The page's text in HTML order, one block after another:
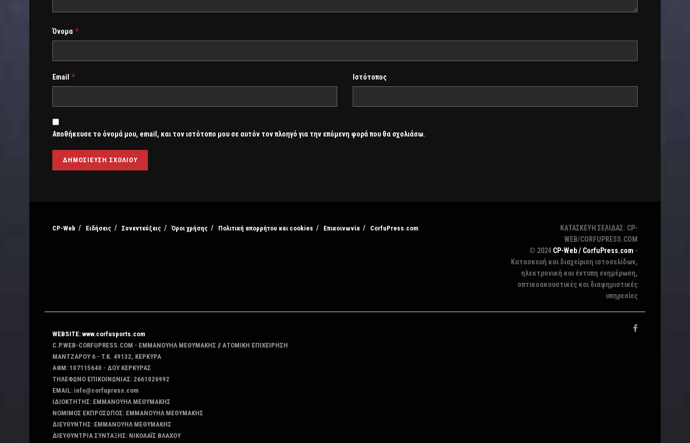
Όνομα *
Email * Ιστότοπος
Αποθήκευσε το όνομά μου, email, και τον ιστότοπο μου σε αυτόν τον πλοηγό για την επόμενη φορά που θα σχολιάσω.
CP-Web Ειδήσεις Συνεντεύξεις Όροι χρήσης Πολιτική απορρήτου και cookies Επικοινωνία CorfuPress.com
ΚΑΤΑΣΚΕΥΗ ΣΕΛΙΔΑΣ: CP-
WEB/CORFUPRESS.COM
© 2024 CP-Web / CorfuPress.com -
Κατασκευή και διαχείριση ιστοσελίδων,
ηλεκτρονική και έντυπη ενημέρωση,
οπτικοακουστικές και διαφημιστικές
υπηρεσίες
WEBSITE: www.corfusports.com
C.P.WEB-CORFUPRESS.COM - ΕΜΜΑΝΟΥΗΛ ΜΕΘΥΜΑΚΗΣ // ΑΤΟΜΙΚΗ ΕΠΙΧΕΙΡΗΣΗ
MANTZAΡΟΥ 6 - T.K. 49132, ΚΕΡΚΥΡΑ
ΑΦΜ: 107115640 - ΔΟΥ ΚΕΡΚΥΡΑΣ
ΤΗΛΕΦΩΝΟ ΕΠΙΚΟΙΝΩΝΙΑΣ: 2661026992
EMAIL: info@corfupress.com
ΙΔΙΟΚΤΗΤΗΣ: EMMANOYΗΛ ΜΕΘΥΜΑΚΗΣ
ΝΟΜΙΜΟΣ ΕΚΠΡΟΣΩΠΟΣ: EMMANOYΗΛ ΜΕΘΥΜΑΚΗΣ
ΔΙΕΥΘΥΝΤΗΣ: EMMANOYΗΛ ΜΕΘΥΜΑΚΗΣ
ΔΙΕΥΘΥΝΤΡΙΑ ΣΥΝΤΑΞΗΣ: ΝΙΚΟΛΑΪΣ ΒΛΑΧΟΥ